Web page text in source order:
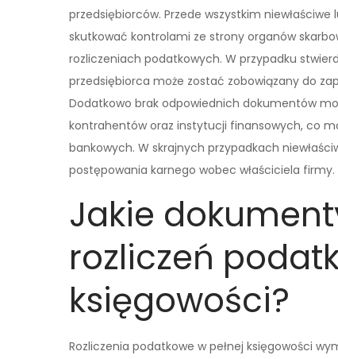
przedsiębiorców. Przede wszystkim
skutkować kontrolami ze strony organów
rozliczeniach podatkowych. W przypadku
przedsiębiorca może zostać zobowiązany do
Dodatkowo brak odpowiednich dokumentów
kontrahentów oraz instytucji finansowych, co
bankowych. W skrajnych przypadkach
postępowania karnego wobec właściciela firmy.
Jakie
rozliczeń
księgowości?
Rozliczenia podatkowe w pełnej księgowości